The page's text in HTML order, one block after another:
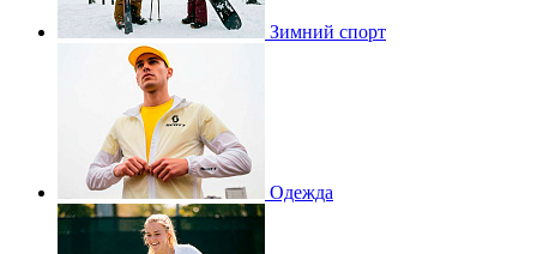
Зимний спорт
Одежда